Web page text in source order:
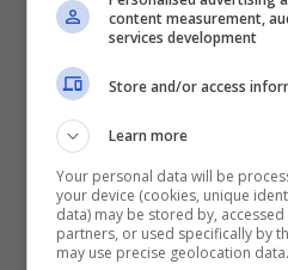
content measurement,
services development
Store and/or access
Learn more
Your personal data will be
your device (cookies, unique
data) may be stored by,
partners, or used specifically by
may use precise geolocation data.